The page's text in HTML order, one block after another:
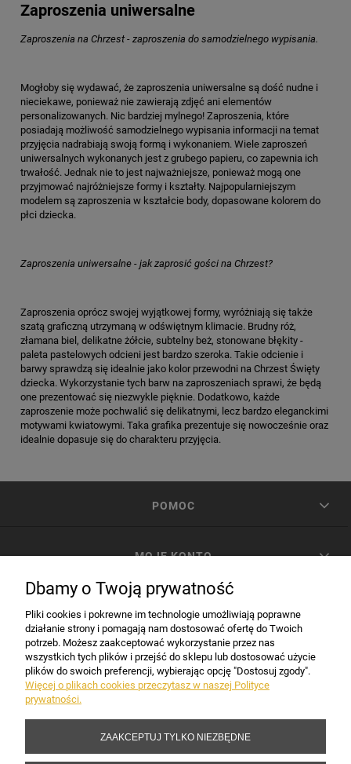
Zaproszenia uniwersalne
Zaproszenia na Chrzest - zaproszenia do samodzielnego wypisania.
Mogłoby się wydawać, że zaproszenia uniwersalne są dość nudne i
nieciekawe, ponieważ nie zawierają zdjęć ani elementów
personalizowanych. Nic bardziej mylnego! Zaproszenia, które
posiadają możliwość samodzielnego wypisania informacji na temat
przyjęcia nadrabiają swoją formą i wykonaniem. Wiele zaproszeń
uniwersalnych wykonanych jest z grubego papieru, co zapewnia ich
trwałość. Jednak nie to jest najważniejsze, ponieważ mogą one
przyjmować najróżniejsze formy i kształty. Najpopularniejszym
modelem są zaproszenia w kształcie body, dopasowane kolorem do
płci dziecka.
Zaproszenia uniwersalne - jak zaprosić gości na Chrzest?
Zaproszenia oprócz swojej wyjątkowej formy, wyróżniają się także
szatą graficzną utrzymaną w odświętnym klimacie. Brudny róż,
złamana biel, delikatne żółcie, subtelny beż, stonowane błękity -
paleta pastelowych odcieni jest bardzo szeroka. Takie odcienie i
barwy sprawdzą się idealnie jako kolor przewodni na Chrzest Święty
dziecka. Wykorzystanie tych barw na zaproszeniach sprawi, że będą
one prezentować się niezwykle pięknie. Dodatkowo, każde
zaproszenie może pochwalić się delikatnymi, lecz bardzo eleganckimi
motywami kwiatowymi. Taka grafika prezentuje się nowocześnie oraz
idealnie dopasuje się do charakteru przyjęcia.
POMOC
MOJE KONTO
INFORMACJE
Copyright 2017-2026 Sakramento.pl
Dbamy o Twoją prywatność
Pliki cookies i pokrewne im technologie umożliwiają poprawne
działanie strony i pomagają nam dostosować ofertę do Twoich
potrzeb. Możesz zaakceptować wykorzystanie przez nas
wszystkich tych plików i przejść do sklepu lub dostosować użycie
plików do swoich preferencji, wybierając opcję "Dostosuj zgody".
Więcej o plikach cookies przeczytasz w naszej Polityce
prywatności.
ZAAKCEPTUJ TYLKO NIEZBĘDNE